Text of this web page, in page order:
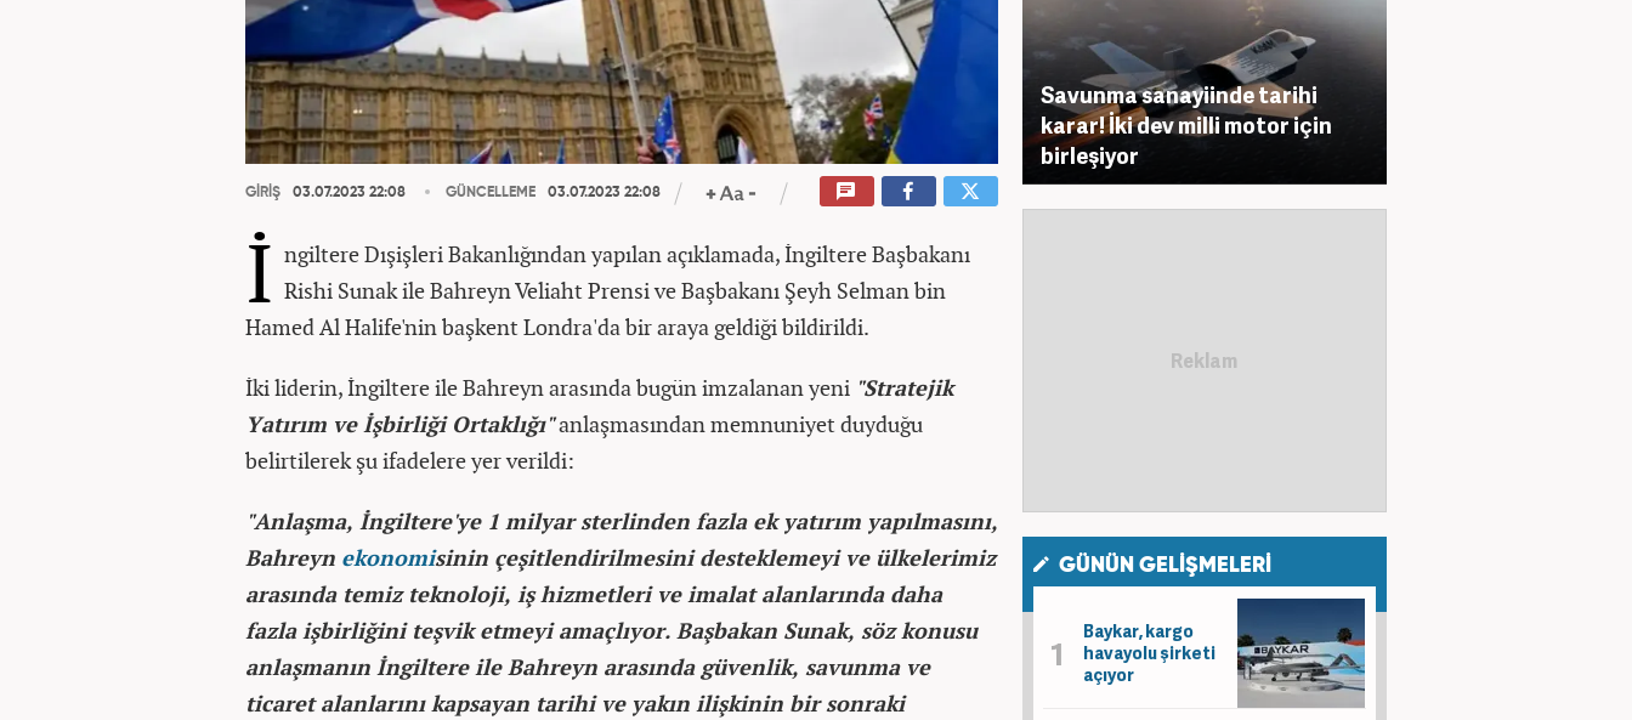
GİRİŞ 03.07.2023 22:08 GÜNCELLEME 03.07.2023 22:08
İ ngiltere Dışişleri Bakanlığından yapılan açıklamada, İngiltere Başbakanı
Rishi Sunak ile Bahreyn Veliaht Prensi ve Başbakanı Şeyh Selman bin
Hamed Al Halife'nin başkent Londra'da bir araya geldiği bildirildi.
İki liderin, İngiltere ile Bahreyn arasında bugün imzalanan yeni "Stratejik
Yatırım ve İşbirliği Ortaklığı"anlaşmasından memnuniyet duyduğu
belirtilerek şu ifadelere yer verildi:
"Anlaşma, İngiltere'ye 1 milyar sterlinden fazla ek yatırım yapılmasını,
Bahreyn ekonomisinin çeşitlendirilmesini desteklemeyi ve ülkelerimiz
arasında temiz teknoloji, iş hizmetleri ve imalat alanlarında daha
fazla işbirliğini teşvik etmeyi amaçlıyor. Başbakan Sunak, söz konusu
anlaşmanın İngiltere ile Bahreyn arasında güvenlik, savunma ve
ticaret alanlarını kapsayan tarihi ve yakın ilişkinin bir sonraki
Savunma sanayiinde tarihi
karar! İki dev milli motor için
birleşiyor
GÜNÜN GELİŞMELERİ
Baykar, kargo
havayolu şirketi
açıyor